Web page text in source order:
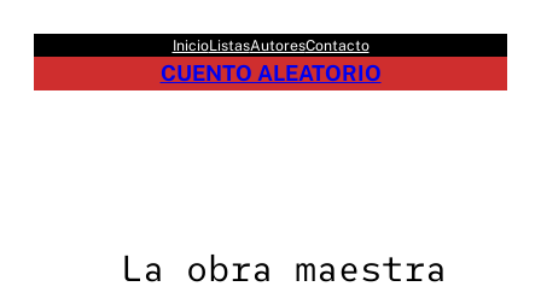
contenido
InicioListasAutoresContacto
CUENTO ALEATORIO
La obra maestra